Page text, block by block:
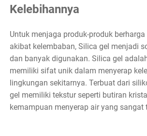
Kelebihannya
Untuk menjaga produk-produk
akibat kelembaban, Silica gel menjadi
dan banyak digunakan. Silica gel
memiliki sifat unik dalam menyerap
lingkungan sekitarnya. Terbuat dari
gel memiliki tekstur seperti butiran
kemampuan menyerap air yang sangat